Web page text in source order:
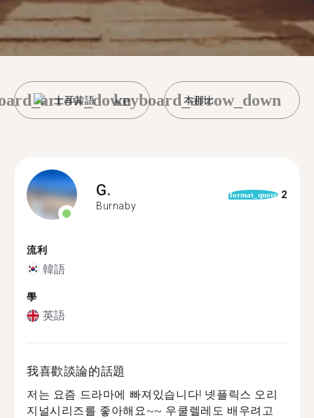
土耳其語 本那比
keyboard_arrow_down
G.
Burnaby
format_quote 2
流利
韓語
學
英語
我喜歡談論的話題
저는 요즘 드라마에 빠져있습니다! 넷플릭스 오리
지널시리즈를 좋아해요~~ 우쿨렐레도 배우려고